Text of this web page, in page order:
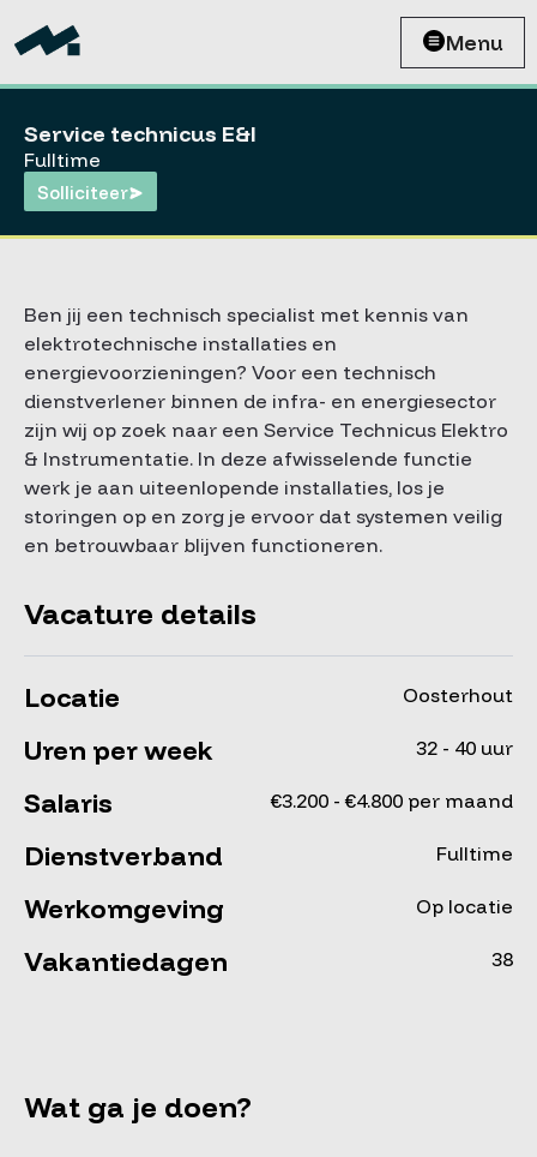
Menu
Service technicus E&I
Fulltime
Solliciteer
Ben jij een technisch specialist met kennis van
elektrotechnische installaties en
energievoorzieningen? Voor een technisch
dienstverlener binnen de infra- en energiesector
zijn wij op zoek naar een Service Technicus Elektro
& Instrumentatie. In deze afwisselende functie
werk je aan uiteenlopende installaties, los je
storingen op en zorg je ervoor dat systemen veilig
en betrouwbaar blijven functioneren.
Vacature details
Locatie Oosterhout
Uren per week 32 - 40 uur
Salaris €3.200 - €4.800 per maand
Dienstverband Fulltime
Werkomgeving Op locatie
Vakantiedagen 38
Wat ga je doen?